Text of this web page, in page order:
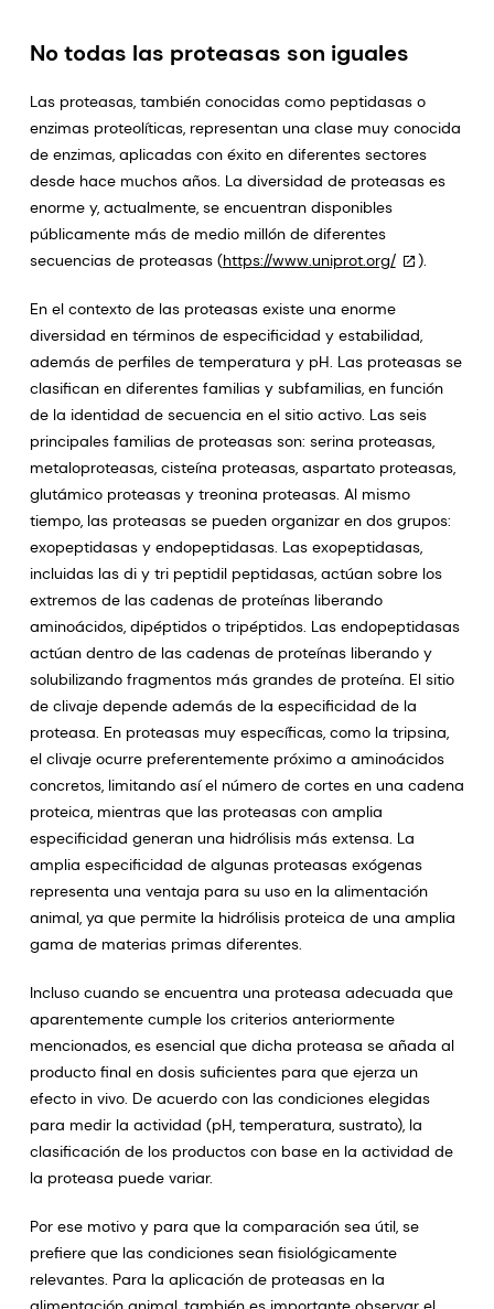
No todas las proteasas son iguales
Las proteasas, también conocidas como peptidasas o
enzimas proteolíticas, representan una clase muy conocida
de enzimas, aplicadas con éxito en diferentes sectores
desde hace muchos años. La diversidad de proteasas es
enorme y, actualmente, se encuentran disponibles
públicamente más de medio millón de diferentes
secuencias de proteasas (https://www.uniprot.org/ ).
En el contexto de las proteasas existe una enorme
diversidad en términos de especificidad y estabilidad,
además de perfiles de temperatura y pH. Las proteasas se
clasifican en diferentes familias y subfamilias, en función
de la identidad de secuencia en el sitio activo. Las seis
principales familias de proteasas son: serina proteasas,
metaloproteasas, cisteína proteasas, aspartato proteasas,
glutámico proteasas y treonina proteasas. Al mismo
tiempo, las proteasas se pueden organizar en dos grupos:
exopeptidasas y endopeptidasas. Las exopeptidasas,
incluidas las di y tri peptidil peptidasas, actúan sobre los
extremos de las cadenas de proteínas liberando
aminoácidos, dipéptidos o tripéptidos. Las endopeptidasas
actúan dentro de las cadenas de proteínas liberando y
solubilizando fragmentos más grandes de proteína. El sitio
de clivaje depende además de la especificidad de la
proteasa. En proteasas muy específicas, como la tripsina,
el clivaje ocurre preferentemente próximo a aminoácidos
concretos, limitando así el número de cortes en una cadena
proteica, mientras que las proteasas con amplia
especificidad generan una hidrólisis más extensa. La
amplia especificidad de algunas proteasas exógenas
representa una ventaja para su uso en la alimentación
animal, ya que permite la hidrólisis proteica de una amplia
gama de materias primas diferentes.
Incluso cuando se encuentra una proteasa adecuada que
aparentemente cumple los criterios anteriormente
mencionados, es esencial que dicha proteasa se añada al
producto final en dosis suficientes para que ejerza un
efecto in vivo. De acuerdo con las condiciones elegidas
para medir la actividad (pH, temperatura, sustrato), la
clasificación de los productos con base en la actividad de
la proteasa puede variar.
Por ese motivo y para que la comparación sea útil, se
prefiere que las condiciones sean fisiológicamente
relevantes. Para la aplicación de proteasas en la